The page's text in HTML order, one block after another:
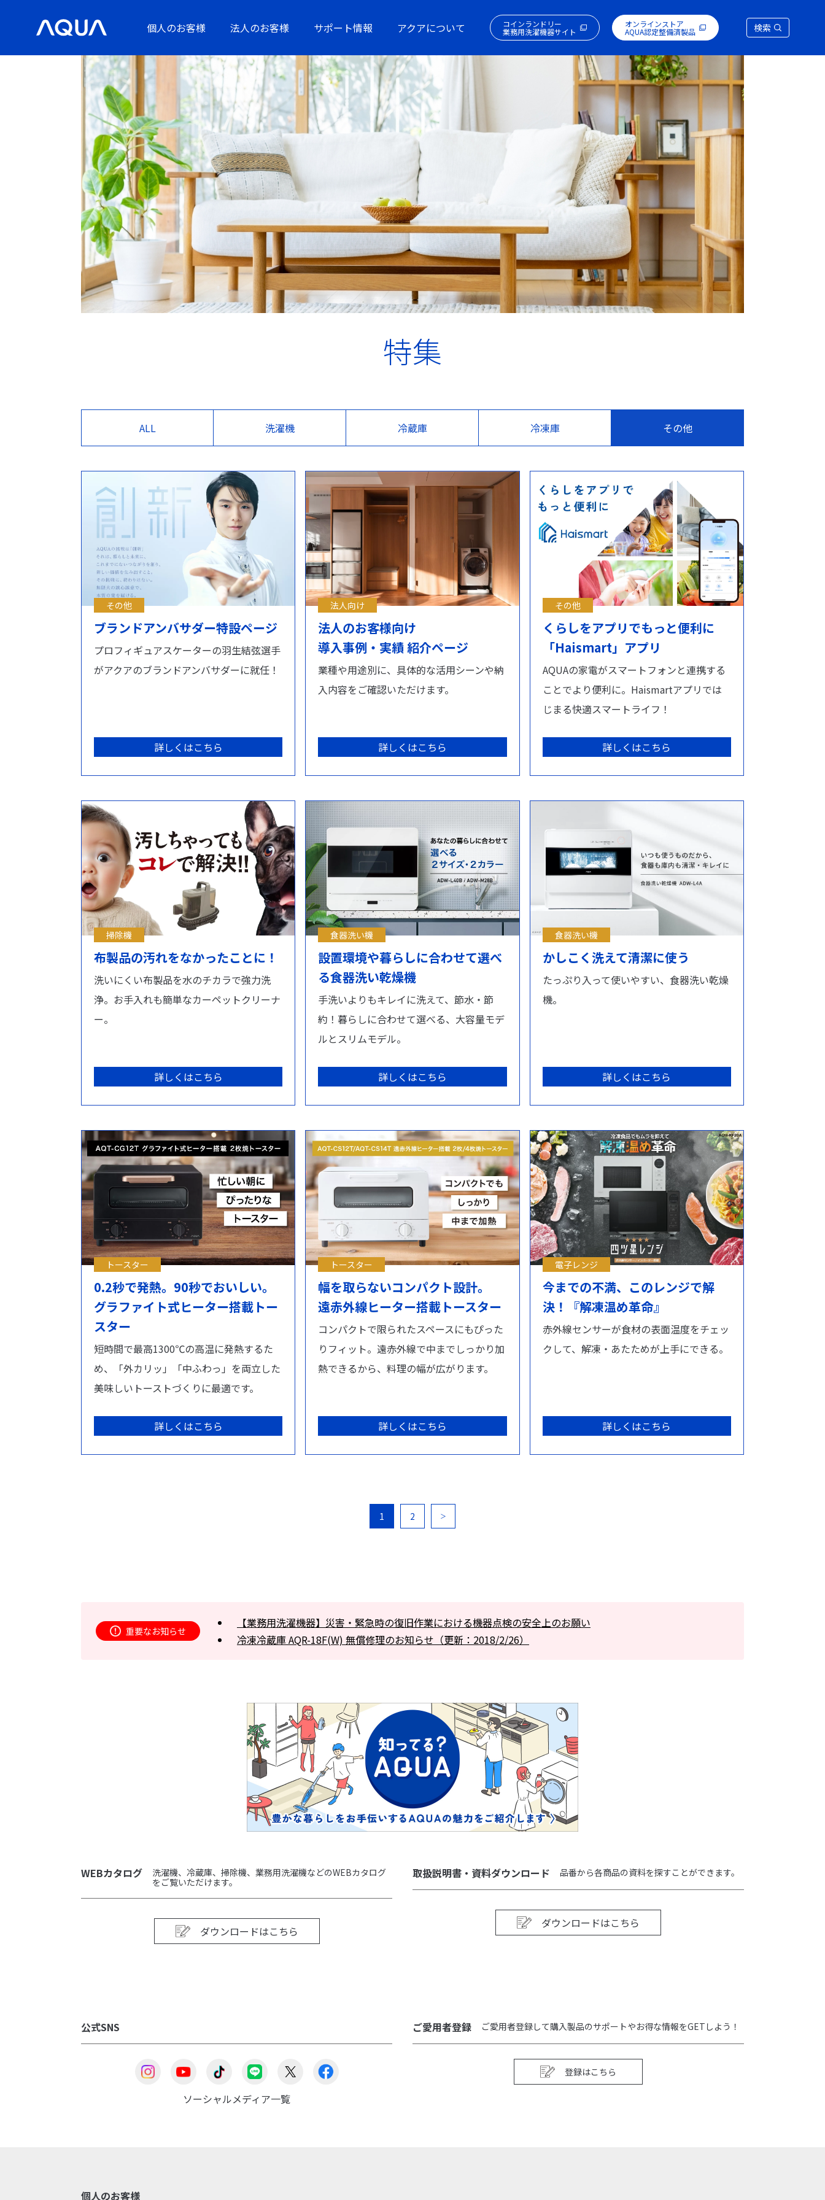
個人のお客様 法人のお客様 サポート情報 アクアについて コインランドリー
業務用洗濯機器サイト
オンラインストア
AQUA認定整備済製品 検索
特集
ALL 洗濯機 冷蔵庫 冷凍庫 その他
その他
ブランドアンバサダー特設ページ
プロフィギュアスケーターの羽生結弦選手
がアクアのブランドアンバサダーに就任！
詳しくはこちら
法人向け
法人のお客様向け
導入事例・実績 紹介ページ
業種や用途別に、具体的な活用シーンや納
入内容をご確認いただけます。
詳しくはこちら
その他
くらしをアプリでもっと便利に
「Haismart」アプリ
AQUAの家電がスマートフォンと連携する
ことでより便利に。Haismartアプリでは
じまる快適スマートライフ！
詳しくはこちら
掃除機
布製品の汚れをなかったことに！
洗いにくい布製品を水のチカラで強力洗
浄。お手入れも簡単なカーペットクリーナ
ー。
詳しくはこちら
食器洗い機
設置環境や暮らしに合わせて選べ
る食器洗い乾燥機
手洗いよりもキレイに洗えて、節水・節
約！暮らしに合わせて選べる、大容量モデ
ルとスリムモデル。
詳しくはこちら
食器洗い機
かしこく洗えて清潔に使う
たっぷり入って使いやすい、食器洗い乾燥
機。
詳しくはこちら
トースター
0.2秒で発熱。90秒でおいしい。
グラファイト式ヒーター搭載トー
スター
短時間で最高1300℃の高温に発熱するた
め、「外カリッ」「中ふわっ」を両立した
美味しいトーストづくりに最適です。
詳しくはこちら
トースター
幅を取らないコンパクト設計。
遠赤外線ヒーター搭載トースター
コンパクトで限られたスペースにもぴった
りフィット。遠赤外線で中までしっかり加
熱できるから、料理の幅が広がります。
詳しくはこちら
電子レンジ
今までの不満、このレンジで解
決！『解凍温め革命』
赤外線センサーが食材の表面温度をチェッ
クして、解凍・あたためが上手にできる。
詳しくはこちら
1 2 ＞
重要なお知らせ
【業務用洗濯機器】災害・緊急時の復旧作業における機器点検の安全上のお願い
冷凍冷蔵庫 AQR-18F(W) 無償修理のお知らせ（更新：2018/2/26）
WEBカタログ
洗濯機、冷蔵庫、掃除機、業務用洗濯機などのWEBカタログ
をご覧いただけます。
ダウンロードはこちら
取扱説明書・資料ダウンロード 品番から各商品の資料を探すことができます。
ダウンロードはこちら
公式SNS
ソーシャルメディア一覧
ご愛用者登録 ご愛用者登録して購入製品のサポートやお得な情報をGETしよう！
登録はこちら
個人のお客様